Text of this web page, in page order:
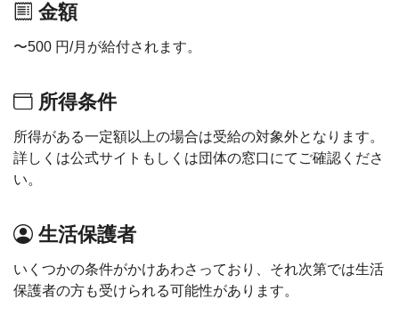
金額
〜500 円/月が給付されます。
所得条件
所得がある一定額以上の場合は受給の対象外となります。
詳しくは公式サイトもしくは団体の窓口にてご確認くださ
い。
生活保護者
いくつかの条件がかけあわさっており、それ次第では生活
保護者の方も受けられる可能性があります。